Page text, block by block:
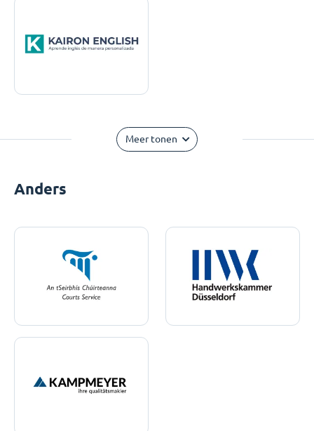
Meer tonen
Anders